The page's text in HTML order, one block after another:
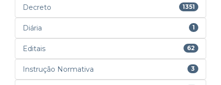
Decreto 1351
Diária 1
Editais 62
Instrução Normativa 3